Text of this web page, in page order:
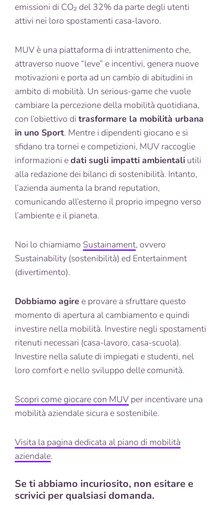
emissioni di CO₂ del 32% da parte degli utenti
attivi nei loro spostamenti casa-lavoro.
MUV è una piattaforma di intrattenimento che,
attraverso nuove “leve” e incentivi, genera nuove
motivazioni e porta ad un cambio di abitudini in
ambito di mobilità. Un serious-game che vuole
cambiare la percezione della mobilità quotidiana,
con l’obiettivo di trasformare la mobilità urbana
in uno Sport. Mentre i dipendenti giocano e si
sfidano tra tornei e competizioni, MUV raccoglie
informazioni edati sugli impatti ambientali utili
alla redazione dei bilanci di sostenibilità. Intanto,
l’azienda aumenta la brand reputation,
comunicando all’esterno il proprio impegno verso
l’ambiente e il pianeta.
Noi lo chiamiamo Sustainament, ovvero
Sustainability (sostenibilità) ed Entertainment
(divertimento).
Dobbiamo agire e provare a sfruttare questo
momento di apertura al cambiamento e quindi
investire nella mobilità. Investire negli spostamenti
ritenuti necessari (casa-lavoro, casa-scuola).
Investire nella salute di impiegati e studenti, nel
loro comfort e nello sviluppo delle comunità.
Scopri come giocare con MUV per incentivare una
mobilità aziendale sicura e sostenibile.
Visita la pagina dedicata al piano di mobilità
aziendale.
Se ti abbiamo incuriosito, non esitare e
scrivici per qualsiasi domanda.